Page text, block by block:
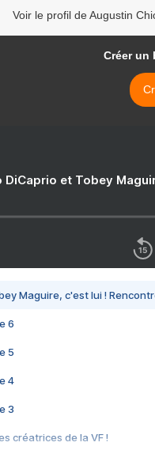
Voir le profil de Augustin
Créer un
DiCaprio et Tobey
Maguire, c'est lui !
6
5
4
3
créatrices de la VF !